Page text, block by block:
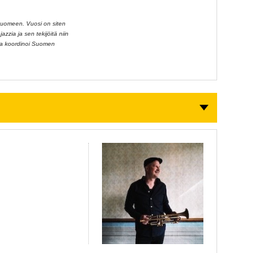
Vuosi on siten
ja sen tekijöitä niin
koordinoi Suomen